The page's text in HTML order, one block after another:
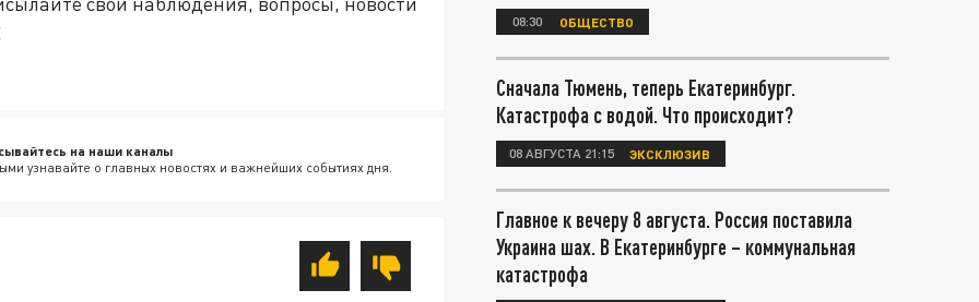
на наши каналы
узнавайте о главных новостях и важнейших событиях дня.
08:30 ОБЩЕСТВО
Сначала Тюмень, теперь Екатеринбург.
Катастрофа с водой. Что происходит?
08 АВГУСТА 21:15 ЭКСКЛЮЗИВ
Главное к вечеру 8 августа. Россия поставила
Украина шах. В Екатеринбурге – коммунальная
катастрофа